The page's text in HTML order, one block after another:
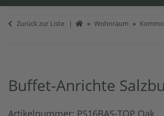
Zurück zur Liste Wohnraum
Buffet-Anrichte
Artikelnummer: PS16BAS-TOP Oak